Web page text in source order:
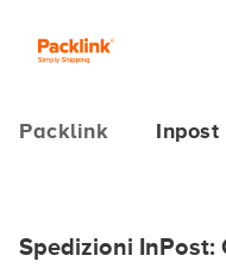
Packlink Inpost
Spedizioni InPost: